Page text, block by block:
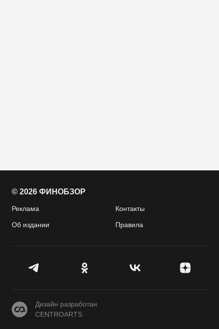
© 2026 ФИНОБЗОР
Реклама Контакты
Об издании Правила
CENTROARTS